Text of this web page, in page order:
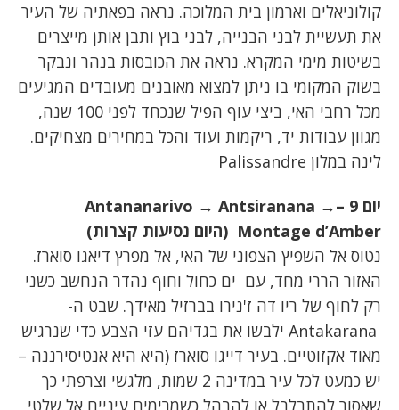
קולוניאלים וארמון בית המלוכה. נראה בפאתיה של העיר
את תעשיית לבני הבנייה, לבני בוץ ותבן אותן מייצרים
בשיטות מימי המקרא. נראה את הכובסות בנהר ונבקר
בשוק המקומי בו ניתן למצוא מאובנים מעובדים המגיעים
מכל רחבי האי, ביצי עוף הפיל שנכחד לפני 100 שנה,
מגוון עבודות יד, ריקמות ועוד והכל במחירים מצחיקים.
לינה במלון Palissandre
יום 9 – Antananarivo → Antsiranana →
Montage d’Amber (היום נסיעות קצרות)
נטוס אל השפיץ הצפוני של האי, אל מפרץ דיאגו סוארז.
האזור הררי מחד, עם ים כחול וחוף נהדר הנחשב כשני
רק לחוף של ריו דה ז'נירו בברזיל מאידך. שבט ה-
Antakarana ילבשו את בגדיהם עזי הצבע כדי שנרגיש
מאוד אקזוטיים. בעיר דייגו סוארז (היא היא אנטיסירננה –
יש כמעט לכל עיר במדינה 2 שמות, מלגשי וצרפתי כך